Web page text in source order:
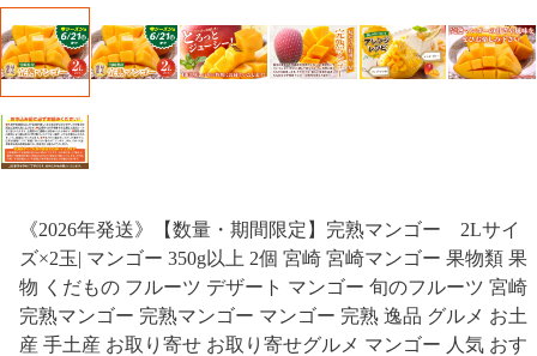
《2026年発送》【数量・期間限定】完熟マンゴー 2Lサイ
ズ×2玉| マンゴー 350g以上 2個 宮崎 宮崎マンゴー 果物類 果
物 くだもの フルーツ デザート マンゴー 旬のフルーツ 宮崎
完熟マンゴー 完熟マンゴー マンゴー 完熟 逸品 グルメ お土
産 手土産 お取り寄せ お取り寄せグルメ マンゴー 人気 おす